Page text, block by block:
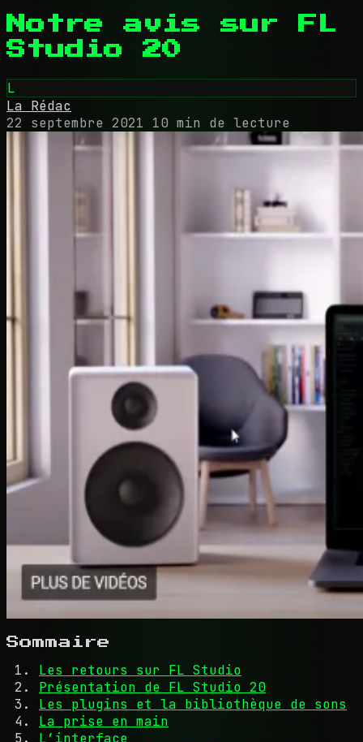
Notre avis sur FL
Studio 20
L
La Rédac
22 septembre 2021
10 min de lecture
Sommaire
Les retours sur FL Studio
Présentation de FL Studio 20
Les plugins et la bibliothèque de sons
La prise en main
L’interface